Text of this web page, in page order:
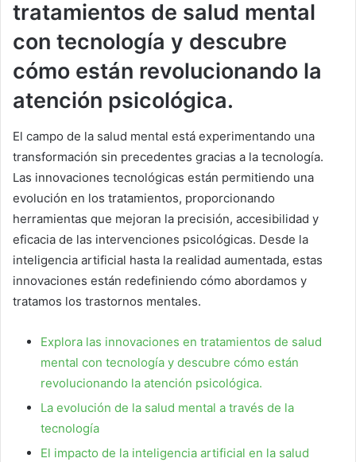
tratamientos de salud mental
con tecnología y descubre
cómo están revolucionando la
atención psicológica.
El campo de la salud mental está experimentando una
transformación sin precedentes gracias a la tecnología.
Las innovaciones tecnológicas están permitiendo una
evolución en los tratamientos, proporcionando
herramientas que mejoran la precisión, accesibilidad y
eficacia de las intervenciones psicológicas. Desde la
inteligencia artificial hasta la realidad aumentada, estas
innovaciones están redefiniendo cómo abordamos y
tratamos los trastornos mentales.
Explora las innovaciones en tratamientos de salud
mental con tecnología y descubre cómo están
revolucionando la atención psicológica.
La evolución de la salud mental a través de la
tecnología
El impacto de la inteligencia artificial en la salud